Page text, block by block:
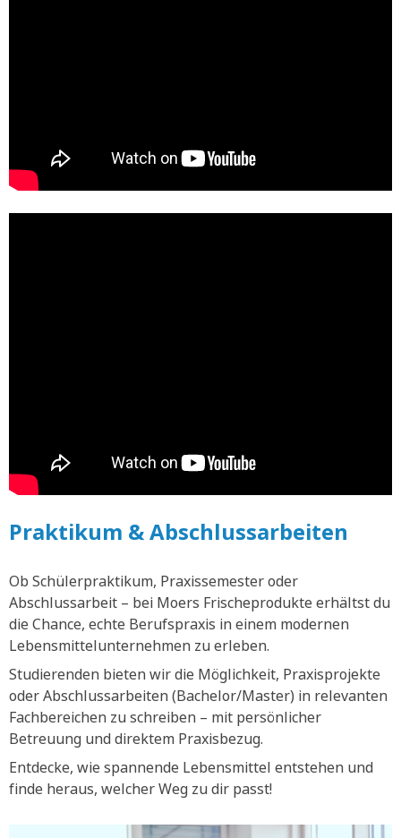
Praktikum & Abschlussarbeiten
Ob Schülerpraktikum, Praxissemester oder
Abschlussarbeit – bei Moers Frischeprodukte erhältst du
die Chance, echte Berufspraxis in einem modernen
Lebensmittelunternehmen zu erleben.
Studierenden bieten wir die Möglichkeit, Praxisprojekte
oder Abschlussarbeiten (Bachelor/Master) in relevanten
Fachbereichen zu schreiben – mit persönlicher
Betreuung und direktem Praxisbezug.
Entdecke, wie spannende Lebensmittel entstehen und
finde heraus, welcher Weg zu dir passt!